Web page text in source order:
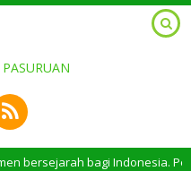
bagi Indonesia.